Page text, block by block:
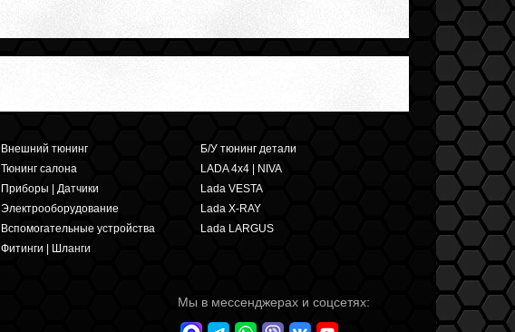
Внешний тюнинг
Тюнинг салона
Приборы | Датчики
Электрооборудование
Вспомогательные устройства
Фитинги | Шланги
Б/У тюнинг детали
LADA 4x4 | NIVA
Lada VESTA
Lada X-RAY
Lada LARGUS
Мы в мессенджерах и соцсетях: